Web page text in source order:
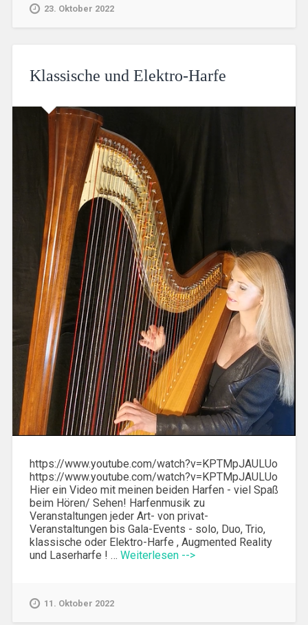
23. Oktober 2022
Klassische und Elektro-Harfe
https://www.youtube.com/watch?v=KPTMpJAULUo
https://www.youtube.com/watch?v=KPTMpJAULUo
Hier ein Video mit meinen beiden Harfen - viel Spaß
beim Hören/ Sehen! Harfenmusik zu
Veranstaltungen jeder Art- von privat-
Veranstaltungen bis Gala-Events - solo, Duo, Trio,
klassische oder Elektro-Harfe , Augmented Reality
und Laserharfe ! … Weiterlesen -->
11. Oktober 2022